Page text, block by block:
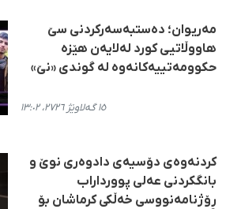
مەریوان؛ دەستبەسەرکردنی سێ
هاووڵاتیی کورد لەلایەن هێزە
حکوومەتییەکانەوە لە گوندی «نێ»
١٥ گەلاوێژ ٢٧٢٦، ١٣:٠٢
کردنەوەی دۆسیەی دادوەری نوێ و
بانگکردنی عەلی پوورداراب
ڕۆژنامەنووسی خەڵکی کرماشان بۆ